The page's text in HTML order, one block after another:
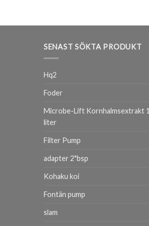
SENAST SÖKTA PRODUKT
Hq2
Foder
Microbe-Lift Kornhalmsextrakt 1
liter
Filter Pump
adapter 2"bsp
Kohaku koi
Fontän pump
slam